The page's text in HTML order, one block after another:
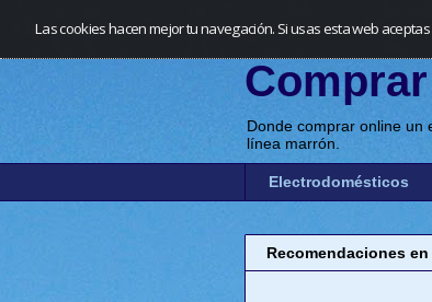
Las cookies hacen mejor tu navegación. Si usas esta web
Donde comprar online un
línea marrón.
Electrodomésticos
Recomendaciones